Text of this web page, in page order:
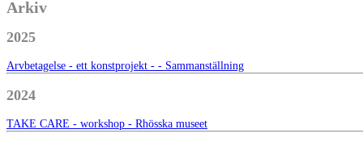
Arkiv
2025
Arvbetagelse - ett konstprojekt - - Sammanställning
2024
TAKE CARE - workshop - Rhösska museet